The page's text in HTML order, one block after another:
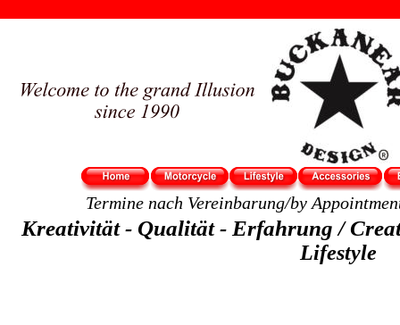
Termine nach Vereinbarung/by
Kreativität - Qualität - Erfahrung /
Lifestyle